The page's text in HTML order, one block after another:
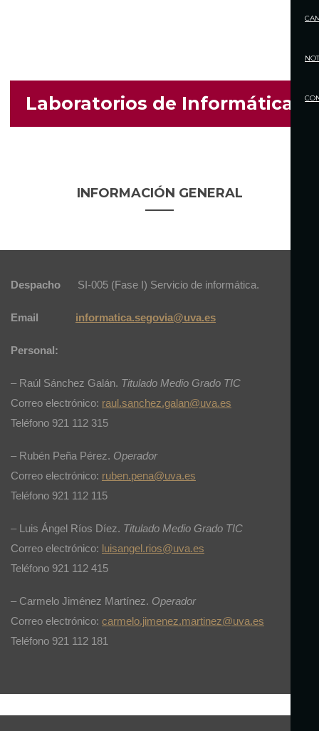
Laboratorios de Informática
INFORMACIÓN GENERAL
Despacho SI-005 (Fase I) Servicio de informática.
Email informatica.segovia@uva.es
Personal:
– Raúl Sánchez Galán. Titulado Medio Grado TIC
Correo electrónico: raul.sanchez.galan@uva.es
Teléfono 921 112 315
– Rubén Peña Pérez. Operador
Correo electrónico: ruben.pena@uva.es
Teléfono 921 112 115
– Luis Ángel Ríos Díez. Titulado Medio Grado TIC
Correo electrónico: luisangel.rios@uva.es
Teléfono 921 112 415
– Carmelo Jiménez Martínez. Operador
Correo electrónico: carmelo.jimenez.martinez@uva.es
Teléfono 921 112 181